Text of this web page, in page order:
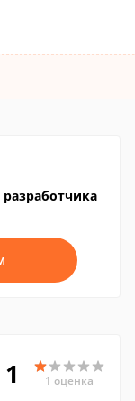
1 1 оценка